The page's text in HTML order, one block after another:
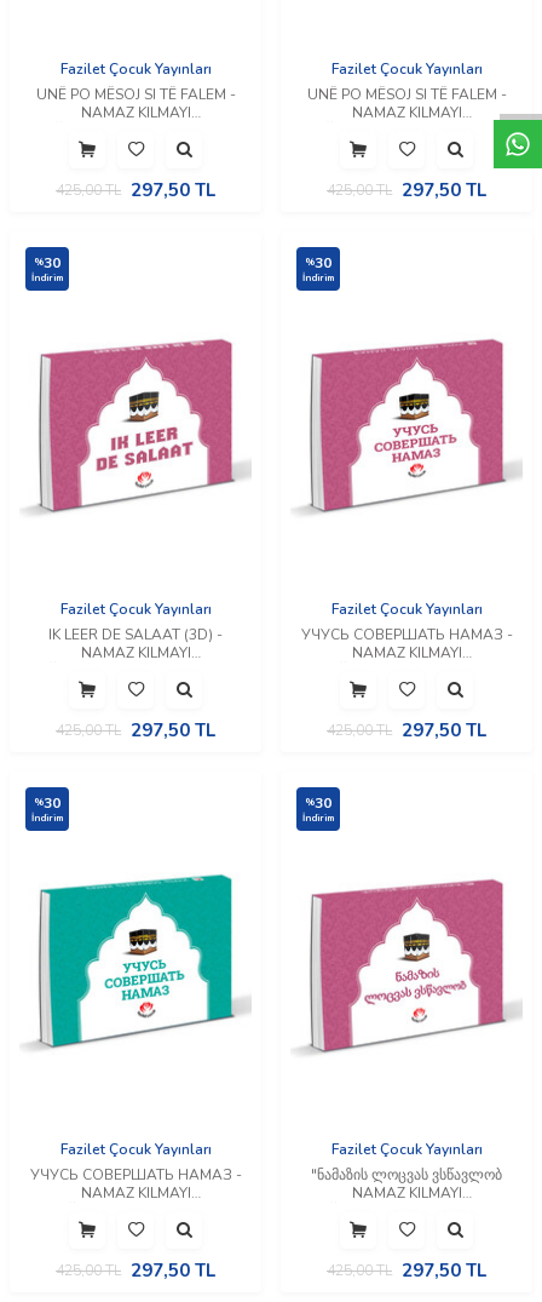
Fazilet Çocuk Yayınları
UNË PO MËSOJ SI TË FALEM -
NAMAZ KILMAYI
425,00TL 297,50 TL
Fazilet Çocuk Yayınları
UNË PO MËSOJ SI TË FALEM -
NAMAZ KILMAYI
425,00TL 297,50 TL
%30
İndirim
Fazilet Çocuk Yayınları
IK LEER DE SALAAT (3D) -
NAMAZ KILMAYI
425,00TL 297,50 TL
%30
İndirim
Fazilet Çocuk Yayınları
УЧУСЬ СОВЕРШАТЬ НАМАЗ -
NAMAZ KILMAYI
425,00TL 297,50 TL
%30
İndirim
Fazilet Çocuk Yayınları
УЧУСЬ СОВЕРШАТЬ НАМАЗ -
NAMAZ KILMAYI
425,00TL 297,50 TL
%30
İndirim
Fazilet Çocuk Yayınları
"ნამაზის ლოცვას ვსწავლობ
NAMAZ KILMAYI
425,00TL 297,50 TL